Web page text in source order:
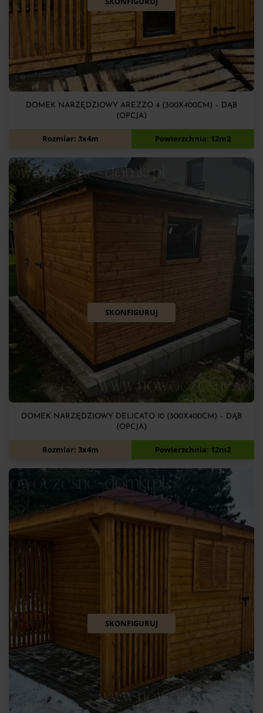
DOMEK NARZĘDZIOWY AREZZO 4 (300X400CM) – DĄB
(OPCJA)
8 700zł
Rozmiar: 3x4m Powierzchnia: 12m2
SKONFIGURUJ
DOMEK NARZĘDZIOWY DELICATO 10 (300X400CM) – DĄB
(OPCJA)
7 900zł
Rozmiar: 3x4m Powierzchnia: 12m2
SKONFIGURUJ